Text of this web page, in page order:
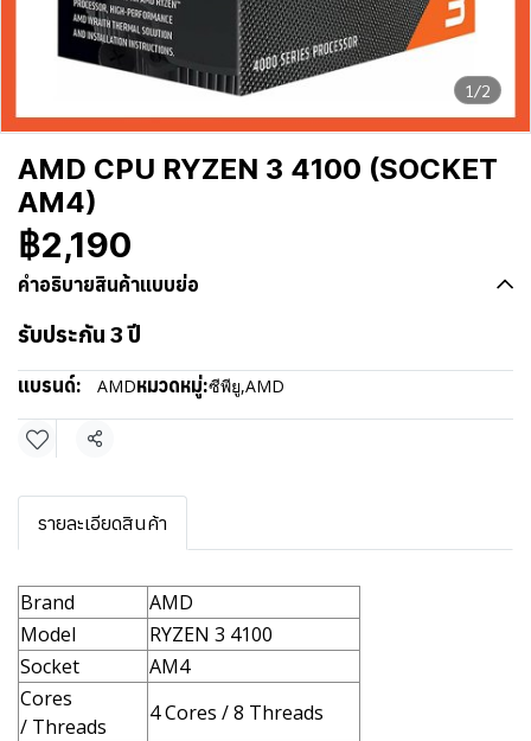
1/2
AMD CPU RYZEN 3 4100 (SOCKET
AM4)
฿2,190
คำอธิบายสินค้าแบบย่อ
รับประกัน 3 ปี
แบรนด์: AMDหมวดหมู่:ซีพียู,AMD
แชร์
รายละเอียดสินค้า
Brand
AMD
Model
RYZEN 3 4100
Socket
AM4
Cores
/ Threads
4 Cores / 8 Threads